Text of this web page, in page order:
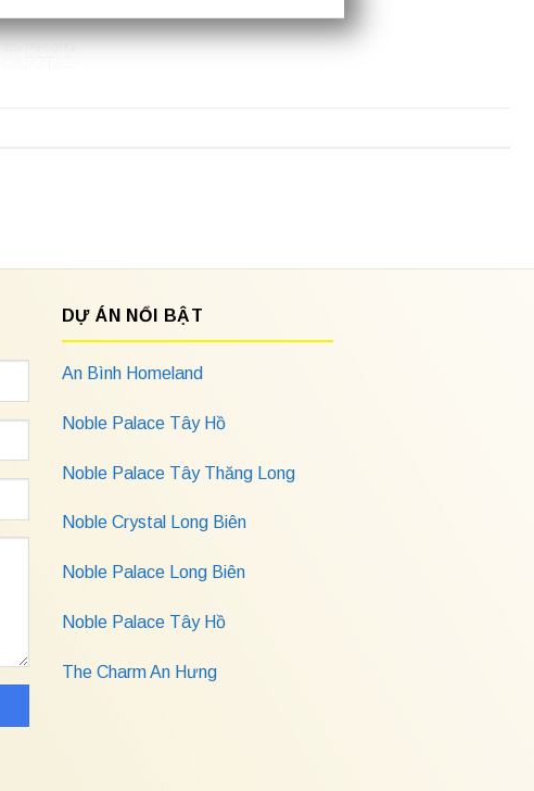
DỰ ÁN NỔI BẬT
An Bình Homeland
Noble Palace Tây Hồ
Noble Palace Tây Thăng Long
Noble Crystal Long Biên
Noble Palace Long Biên
Noble Palace Tây Hồ
The Charm An Hưng